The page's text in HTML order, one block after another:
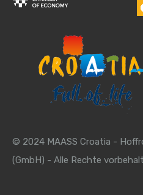
© 2024 MAASS Croatia -
(GmbH) - Alle Rechte